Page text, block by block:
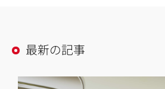
最新の記事